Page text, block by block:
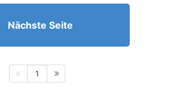
Nächste Seite
1